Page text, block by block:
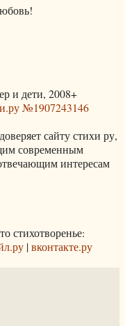
и дети, 2008+
№1907243146
сайту стихи ру,
современным
интересам
стихотворенье:
| вконтакте.ру